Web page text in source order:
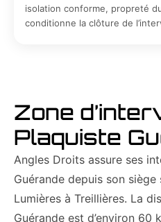
isolation conforme, propreté
conditionne la clôture de
Zone
Plaquiste
Angles Droits assure ses
Guérande depuis son
Lumières à Treillières. La
Guérande est d’environ 60